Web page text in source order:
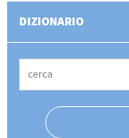
DIZIONARIO